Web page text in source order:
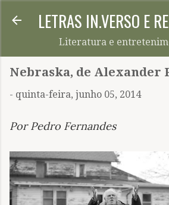
Pular para o conteúdo
LETRAS IN.VERSO E
Literatura e
Nebraska, de Alexander
- quinta-feira, junho 05, 2014
Por Pedro Fernandes